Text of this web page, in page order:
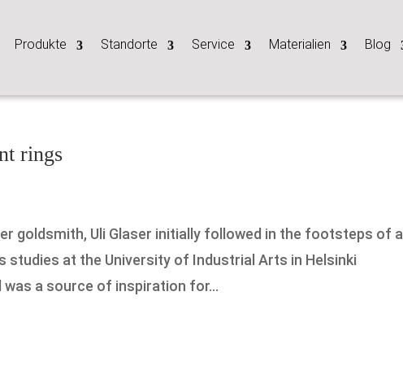
Produkte Standorte Service Materialien Blog
rings
goldsmith, Uli Glaser initially followed in the footsteps of a
at the University of Industrial Arts in Helsinki
a source of inspiration for...